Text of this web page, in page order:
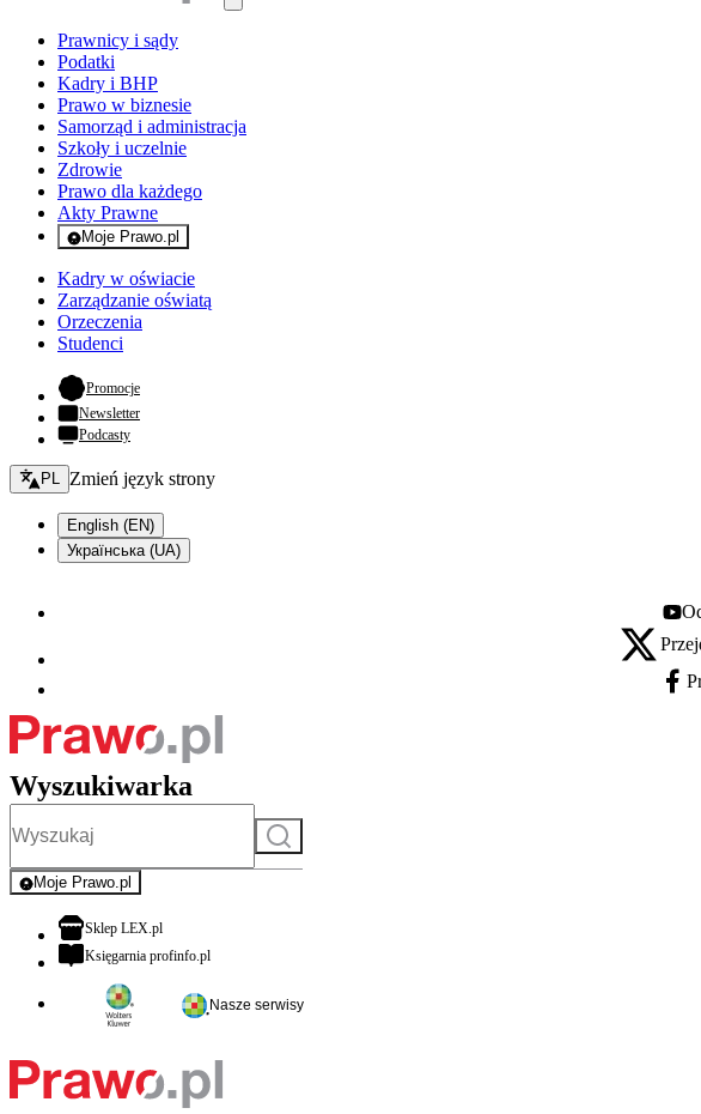
Prawnicy i sądy
Podatki
Kadry i BHP
Prawo w biznesie
Samorząd i administracja
Szkoły i uczelnie
Zdrowie
Prawo dla każdego
Akty Prawne
Moje Prawo.pl
- rejestracja i logowanie do serwisu
Kadry w oświacie
Zarządzanie oświatą
Orzeczenia
Studenci
Promocje- otwiera się w nowej karcie
Newsletter
Podcasty
Zmień język - bieżący:
PL Zmień język strony
English (EN)
Українська (UA)
X - otwiera
Wyszukiwarka
Szukaj
Moje Prawo.pl
- rejestracja i logowanie do serwisu
Sklep LEX.plotwiera się w nowej karcie
Księgarnia profinfo.plotwiera się w nowej karcie
Nasze serwisy